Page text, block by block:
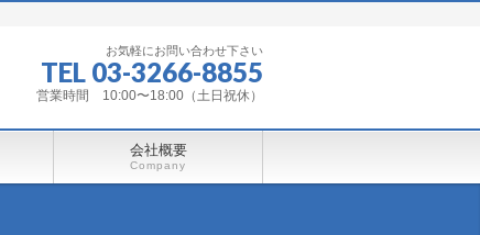
お気軽にお問い合わせ下さい
TEL 03-3266-8855
営業時間 10:00〜18:00（土日祝休）
会社概要
Company